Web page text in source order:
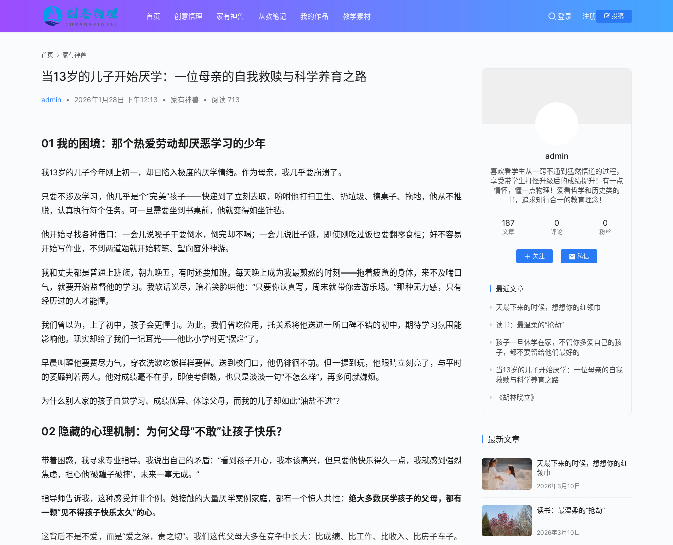
首页 创意悟理 家有神兽 从教笔记 我的作品 教学素材 登录 注册 投稿
首页 家有神兽
当13岁的儿子开始厌学：一位母亲的自我救赎与科学养育之路
admin • 2026年1月28日 下午12:13 • 家有神兽 • 阅读 713
01 我的困境：那个热爱劳动却厌恶学习的少年
我13岁的儿子今年刚上初一，却已陷入极度的厌学情绪。作为母亲，我几乎要崩溃了。
只要不涉及学习，他几乎是个“完美”孩子——快递到了立刻去取，吩咐他打扫卫生、扔垃圾、擦桌子、拖地，他从不推
脱，认真执行每个任务。可一旦需要坐到书桌前，他就变得如坐针毡。
他开始寻找各种借口：一会儿说嗓子干要倒水，倒完却不喝；一会儿说肚子饿，即使刚吃过饭也要翻零食柜；好不容易
开始写作业，不到两道题就开始转笔、望向窗外神游。
我和丈夫都是普通上班族，朝九晚五，有时还要加班。每天晚上成为我最煎熬的时刻——拖着疲惫的身体，来不及喘口
气，就要开始监督他的学习。我软话说尽，赔着笑脸哄他：“只要你认真写，周末就带你去游乐场。”那种无力感，只有
经历过的人才能懂。
我们曾以为，上了初中，孩子会更懂事。为此，我们省吃俭用，托关系将他送进一所口碑不错的初中，期待学习氛围能
影响他。现实却给了我们一记耳光——他比小学时更“摆烂”了。
早晨叫醒他要费尽力气，穿衣洗漱吃饭样样要催。送到校门口，他仍徘徊不前。但一提到玩，他眼睛立刻亮了，与平时
的萎靡判若两人。他对成绩毫不在乎，即使考倒数，也只是淡淡一句“不怎么样”，再多问就嫌烦。
为什么别人家的孩子自觉学习、成绩优异、体谅父母，而我的儿子却如此“油盐不进”？
02 隐藏的心理机制：为何父母“不敢”让孩子快乐？
带着困惑，我寻求专业指导。我说出自己的矛盾：“看到孩子开心，我本该高兴，但只要他快乐得久一点，我就感到强烈
焦虑，担心他‘破罐子破摔’，未来一事无成。”
指导师告诉我，这种感受并非个例。她接触的大量厌学案例家庭，都有一个惊人共性： 绝大多数厌学孩子的父母，都有
一颗“见不得孩子快乐太久”的心。
这背后不是不爱，而是“爱之深，责之切”。我们这代父母大多在竞争中长大：比成绩、比工作、比收入、比房子车子。
admin
喜欢看学生从一窍不通到猛然悟道的过程，
享受带学生打怪升级后的成绩提升！有一点
情怀，懂一点物理！爱看哲学和历史类的
书，追求知行合一的教育理念！
187
文章
0
评论
0
粉丝
关注 私信
最近文章
天塌下来的时候，想想你的红领巾
读书：最温柔的“抢劫”
孩子一旦休学在家，不管你多爱自己的孩
子，都不要留给他们最好的
当13岁的儿子开始厌学：一位母亲的自我
救赎与科学养育之路
《胡林晓立》
最新文章
天塌下来的时候，想想你的红
领巾
2026年3月10日
读书：最温柔的“抢劫”
2026年3月10日